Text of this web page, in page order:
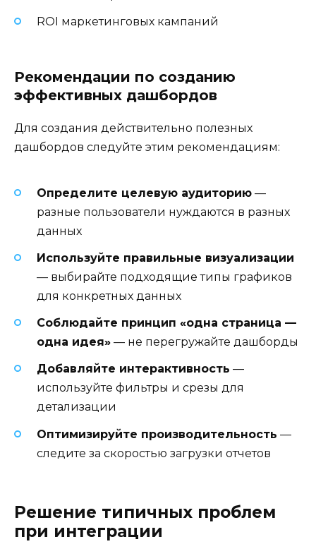
ROI маркетинговых кампаний
Рекомендации по созданию
эффективных дашбордов
Для создания действительно полезных
дашбордов следуйте этим рекомендациям:
Определите целевую аудиторию —
разные пользователи нуждаются в разных
данных
Используйте правильные визуализации
— выбирайте подходящие типы графиков
для конкретных данных
Соблюдайте принцип «одна страница —
одна идея» — не перегружайте дашборды
Добавляйте интерактивность —
используйте фильтры и срезы для
детализации
Оптимизируйте производительность —
следите за скоростью загрузки отчетов
Решение типичных проблем
при интеграции